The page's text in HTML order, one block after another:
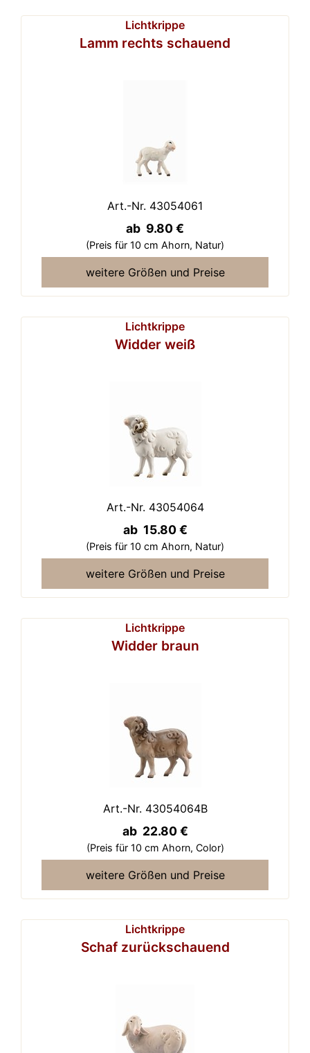
Lichtkrippe
Lamm rechts schauend
Art.-Nr. 43054061
ab 9.80 €
(Preis für 10 cm Ahorn, Natur)
weitere Größen und Preise
Lichtkrippe
Widder weiß
Art.-Nr. 43054064
ab 15.80 €
(Preis für 10 cm Ahorn, Natur)
weitere Größen und Preise
Lichtkrippe
Widder braun
Art.-Nr. 43054064B
ab 22.80 €
(Preis für 10 cm Ahorn, Color)
weitere Größen und Preise
Lichtkrippe
Schaf zurückschauend